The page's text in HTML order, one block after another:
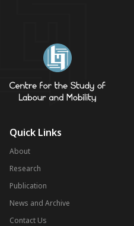
Quick Links
About
Research
Publication
News and Archive
Contact Us